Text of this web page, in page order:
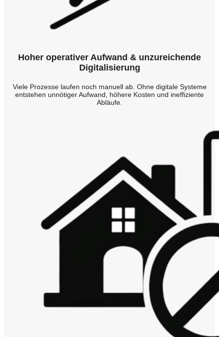
Hoher operativer Aufwand & unzureichende
Digitalisierung
Viele Prozesse laufen noch manuell ab. Ohne digitale Systeme
entstehen unnötiger Aufwand, höhere Kosten und ineffiziente
Abläufe.